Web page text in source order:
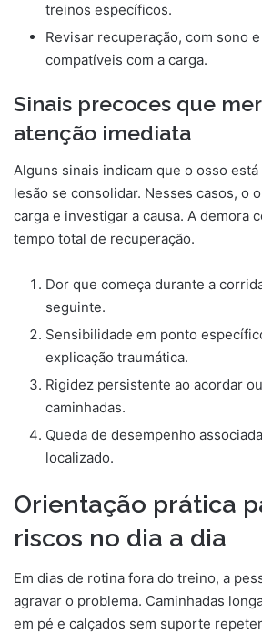
treinos específicos.
Revisar recuperação, com sono
compatíveis com a carga.
Sinais precoces que
atenção imediata
Alguns sinais indicam que o osso
lesão se consolidar. Nesses casos, o
carga e investigar a causa. A demora
tempo total de recuperação.
Dor que começa durante a
seguinte.
Sensibilidade em ponto
explicação traumática.
Rigidez persistente ao acordar
caminhadas.
Queda de desempenho
localizado.
Orientação prática
riscos no dia a dia
Em dias de rotina fora do treino, a
agravar o problema. Caminhadas
em pé e calçados sem suporte